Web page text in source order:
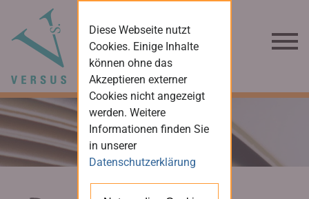
Diese Webseite nutzt
Cookies. Einige Inhalte
können ohne das
Akzeptieren externer
Cookies nicht angezeigt
werden. Weitere
Informationen finden Sie
in unserer
Datenschutzerklärung